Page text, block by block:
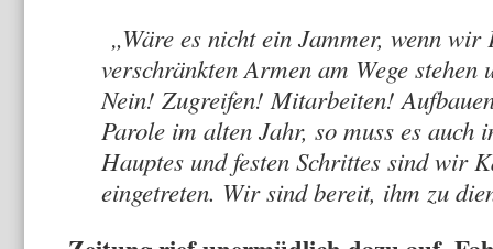
„Wäre es nicht ein Jammer, wenn
verschränkten Armen am Wege stehen
Nein! Zugreifen! Mitarbeiten!
Parole im alten Jahr, so muss es auch
Hauptes und festen Schrittes sind wir
eingetreten. Wir sind bereit, ihm zu